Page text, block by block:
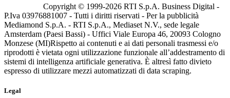
Copyright © 1999-2026 RTI S.p.A. Business Digital -
P.Iva 03976881007 - Tutti i diritti riservati - Per la pubblicità
Mediamond S.p.A. - RTI S.p.A., Mediaset N.V., sede legale
Amsterdam (Paesi Bassi) - Uffici Viale Europa 46, 20093 Cologno
Monzese (MI)Rispetto ai contenuti e ai dati personali trasmessi e/o
riprodotti è vietata ogni utilizzazione funzionale all’addestramento di
sistemi di intelligenza artificiale generativa. È altresì fatto divieto
espresso di utilizzare mezzi automatizzati di data scraping.
Legal